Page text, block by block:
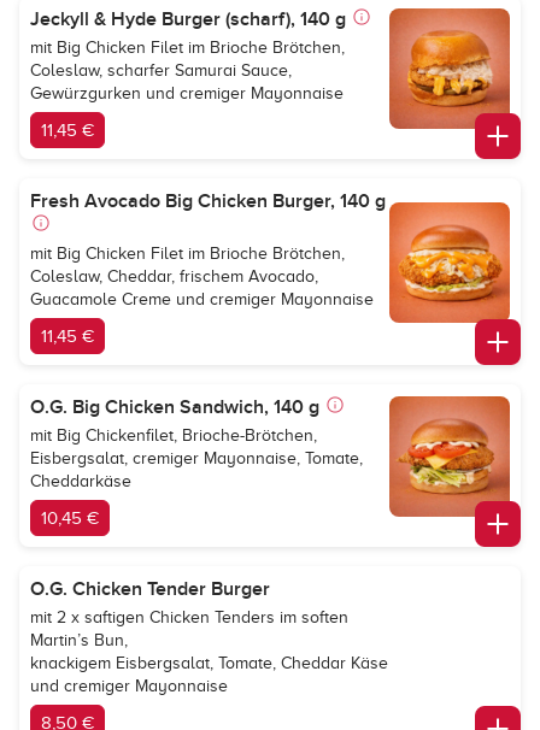
Jeckyll & Hyde Burger (scharf), 140 g
mit Big Chicken Filet im Brioche Brötchen,
Coleslaw, scharfer Samurai Sauce,
Gewürzgurken und cremiger Mayonnaise
11,45 €
Fresh Avocado Big Chicken Burger, 140 g
mit Big Chicken Filet im Brioche Brötchen,
Coleslaw, Cheddar, frischem Avocado,
Guacamole Creme und cremiger Mayonnaise
11,45 €
O.G. Big Chicken Sandwich, 140 g
mit Big Chickenfilet, Brioche-Brötchen,
Eisbergsalat, cremiger Mayonnaise, Tomate,
Cheddarkäse
10,45 €
O.G. Chicken Tender Burger
mit 2 x saftigen Chicken Tenders im soften
Martin’s Bun,
knackigem Eisbergsalat, Tomate, Cheddar Käse
und cremiger Mayonnaise
8,50 €